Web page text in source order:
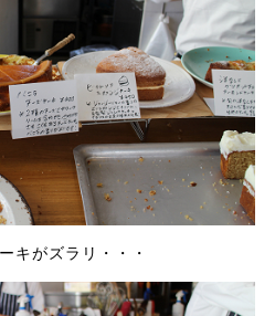
キがズラリ・・・